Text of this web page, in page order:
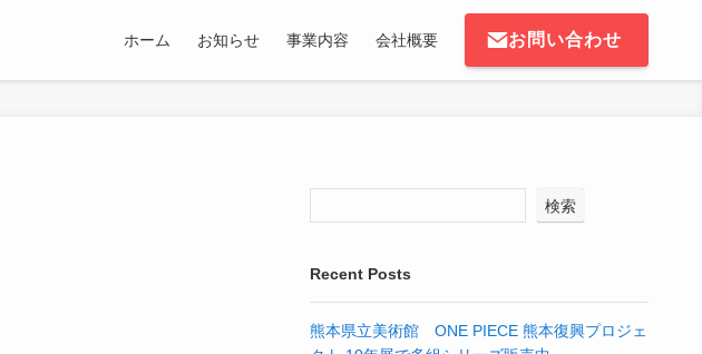
ホーム お知らせ 事業内容 会社概要 お問い合わせ
検索
Recent Posts
熊本県立美術館 ONE PIECE 熊本復興プロジェ